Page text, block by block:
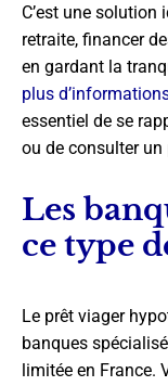
C’est une solution
retraite, financer
en gardant la
plus
essentiel de se
ou de consulter
Les
ce type
Le prêt viager
banques
limitée en France.